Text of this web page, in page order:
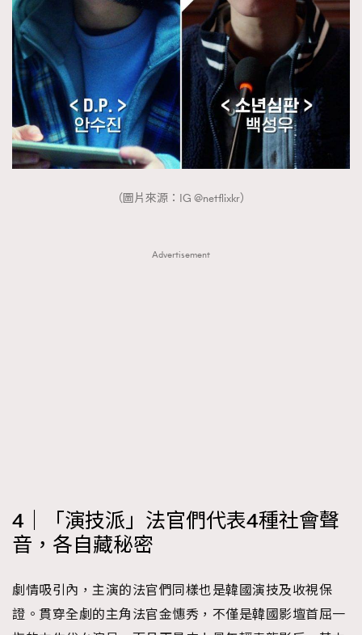
（圖片來源：IG @netflixkr）
Advertisement
4｜「演技派」法官們代表4種社會聲
音，各自藏秘密
劇情吸引內，主演的法官們同樣也是韓國演技及收視保
證。貫穿全劇的主角法官金憓秀，不僅是韓國影壇首屈一